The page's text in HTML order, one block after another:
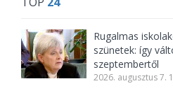
Rugalmas
szünetek: így
szeptembertől
2026. augusztus 7.